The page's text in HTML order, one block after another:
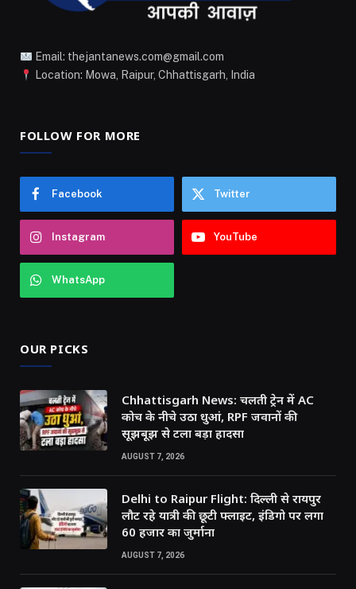
Email: thejantanews.com@gmail.com
Location: Mowa, Raipur, Chhattisgarh, India
FOLLOW FOR MORE
Facebook Twitter
Instagram YouTube
WhatsApp
OUR PICKS
Chhattisgarh News: चलती ट्रेन में AC
कोच के नीचे उठा धुआं, RPF जवानों की
सूझबूझ से टला बड़ा हादसा
AUGUST 7, 2026
Delhi to Raipur Flight: दिल्ली से रायपुर
लौट रहे यात्री की छूटी फ्लाइट, इंडिगो पर लगा
60 हजार का जुर्माना
AUGUST 7, 2026